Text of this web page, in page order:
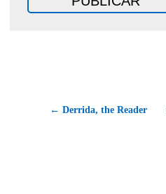
← Derrida, the Reader